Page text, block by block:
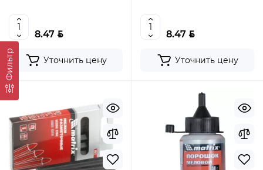
Фильтр
8.47 BYN
Уточнить цену
8.47 BYN
Уточнить цену